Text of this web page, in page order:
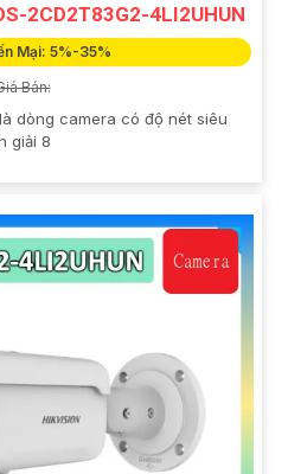
2CD2T83G2-4LI2UHUN
Mại: 5%-35%
Bán:
dòng camera có độ nét siêu
giải 8